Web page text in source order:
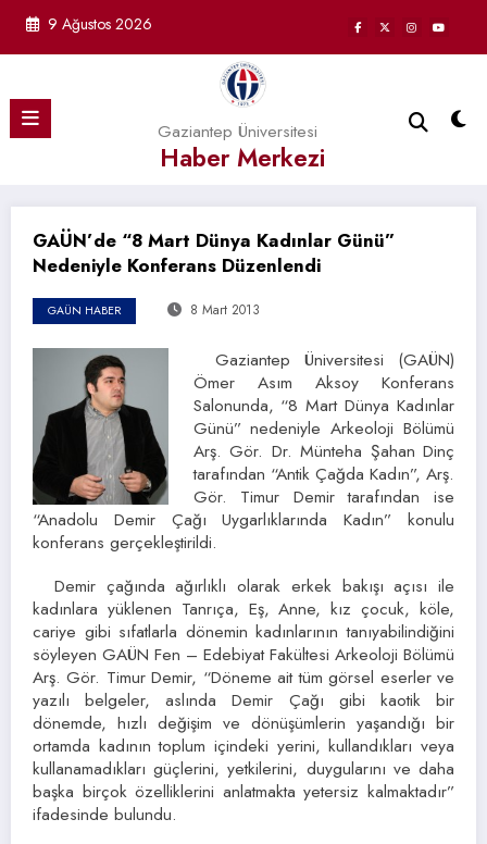
9 Ağustos 2026
Gaziantep Üniversitesi
Haber Merkezi
GAÜN’de “8 Mart Dünya Kadınlar Günü”
Nedeniyle Konferans Düzenlendi
GAÜN HABER 8 Mart 2013
Gaziantep Üniversitesi (GAÜN)
Ömer Asım Aksoy Konferans
Salonunda, “8 Mart Dünya Kadınlar
Günü” nedeniyle Arkeoloji Bölümü
Arş. Gör. Dr. Münteha Şahan Dinç
tarafından “Antik Çağda Kadın”, Arş.
Gör. Timur Demir tarafından ise
“Anadolu Demir Çağı Uygarlıklarında Kadın” konulu
konferans gerçekleştirildi.
Demir çağında ağırlıklı olarak erkek bakışı açısı ile
kadınlara yüklenen Tanrıça, Eş, Anne, kız çocuk, köle,
cariye gibi sıfatlarla dönemin kadınlarının tanıyabilindiğini
söyleyen GAÜN Fen – Edebiyat Fakültesi Arkeoloji Bölümü
Arş. Gör. Timur Demir, “Döneme ait tüm görsel eserler ve
yazılı belgeler, aslında Demir Çağı gibi kaotik bir
dönemde, hızlı değişim ve dönüşümlerin yaşandığı bir
ortamda kadının toplum içindeki yerini, kullandıkları veya
kullanamadıkları güçlerini, yetkilerini, duygularını ve daha
başka birçok özelliklerini anlatmakta yetersiz kalmaktadır”
ifadesinde bulundu.